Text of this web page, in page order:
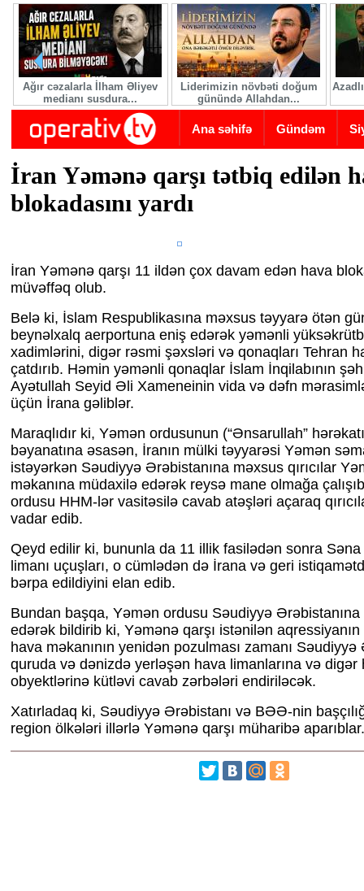
Skip to main content
Ağır cəzalarla İlham Əliyev
medianı susdura...
Liderimizin növbəti doğum
günündə Allahdan...
Ana səhifə Gündəm
İran Yəmənə qarşı tətbiq edilən
blokadasını yardı
İran Yəmənə qarşı 11 ildən çox davam edən hava
müvəffəq olub.
Belə ki, İslam Respublikasına məxsus təyyarə ötən
beynəlxalq aerportuna eniş edərək yəmənli
xadimlərini, digər rəsmi şəxsləri və qonaqları Tehran
çatdırıb. Həmin yəmənli qonaqlar İslam İnqilabının
Ayətullah Seyid Əli Xameneinin vida və dəfn
üçün İrana gəliblər.
Maraqlıdır ki, Yəmən ordusunun (“Ənsarullah”
bəyanatına əsasən, İranın mülki təyyarəsi Yəmən
istəyərkən Səudiyyə Ərəbistanına məxsus qırıcılar
məkanına müdaxilə edərək reysə mane olmağa
ordusu HHM-lər vasitəsilə cavab atəşləri açaraq
vadar edib.
Qeyd edilir ki, bununla da 11 illik fasilədən sonra
limanı uçuşları, o cümlədən də İrana və geri
bərpa edildiyini elan edib.
Bundan başqa, Yəmən ordusu Səudiyyə Ərəbistanına
edərək bildirib ki, Yəmənə qarşı istənilən
hava məkanının yenidən pozulması zamanı Səudiyyə
quruda və dənizdə yerləşən hava limanlarına və digər
obyektlərinə kütləvi cavab zərbələri endiriləcək.
Xatırladaq ki, Səudiyyə Ərəbistanı və BƏƏ-nin
region ölkələri illərlə Yəmənə qarşı müharibə aparıblar.